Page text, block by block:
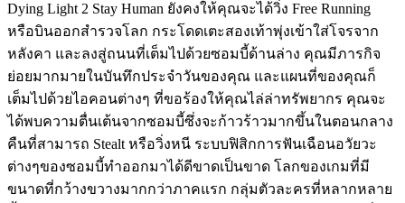
Dying Light 2 Stay Human ยังคงให้คุณจะได้วิ่ง Free Running
หรือบินออกสำรวจโลก กระโดดเตะสองเท้าพุ่งเข้าใส่โจรจาก
หลังคา และลงสู่ถนนที่เต็มไปด้วยซอมบี้ด้านล่าง คุณมีภารกิจ
ย่อยมากมายในบันทึกประจำวันของคุณ และแผนที่ของคุณก็
เต็มไปด้วยไอคอนต่างๆ ที่ขอร้องให้คุณไล่ล่าทรัพยากร คุณจะ
ได้พบความตื่นเต้นจากซอมบี้ซึ่งจะก้าวร้าวมากขึ้นในตอนกลาง
คืนที่สามารถ Stealt หรือวิ่งหนี ระบบฟิสิกการฟันเฉือนอวัยวะ
ต่างๆของซอมบี้ทำออกมาได้ดีขาดเป็นขาด โลกของเกมที่มี
ขนาดที่กว้างขวางมากกว่าภาคแรก กลุ่มตัวละครที่หลากหลาย